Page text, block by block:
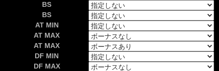
BS
BS
AT MIN
AT MAX
AT MAX
DF MIN
DF MAX